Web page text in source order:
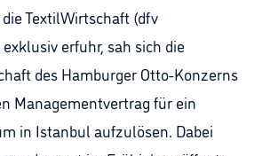
TextilWirtschaft (dfv
erfuhr, sah sich die
des Hamburger Otto-Konzerns
Managementvertrag für ein
in Istanbul aufzulösen. Dabei